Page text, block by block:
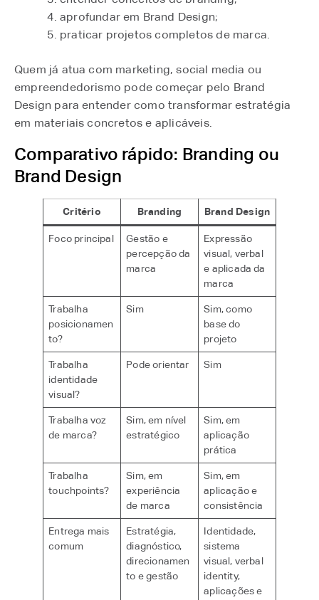
aprofundar em Brand Design;
praticar projetos completos de marca.
Quem já atua com marketing, social media ou
empreendedorismo pode começar pelo Brand
Design para entender como transformar estratégia
em materiais concretos e aplicáveis.
Comparativo rápido: Branding ou
Brand Design
Critério Branding Brand Design
Foco principal
Gestão e
percepção da
marca
Expressão
visual, verbal
e aplicada da
marca
Trabalha
posicionamen
to?
Sim
Sim, como
base do
projeto
Trabalha
identidade
visual?
Pode orientar Sim
Trabalha voz
de marca?
Sim, em nível
estratégico
Sim, em
aplicação
prática
Trabalha
touchpoints?
Sim, em
experiência
de marca
Sim, em
aplicação e
consistência
Entrega mais
comum
Estratégia,
diagnóstico,
direcionamen
to e gestão
Identidade,
sistema
visual, verbal
identity,
aplicações e